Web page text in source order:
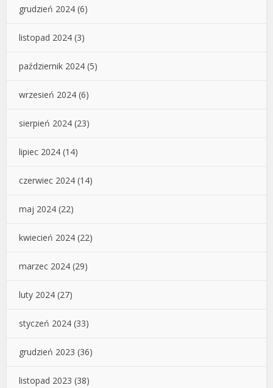
grudzień 2024 (6)
listopad 2024 (3)
październik 2024 (5)
wrzesień 2024 (6)
sierpień 2024 (23)
lipiec 2024 (14)
czerwiec 2024 (14)
maj 2024 (22)
kwiecień 2024 (22)
marzec 2024 (29)
luty 2024 (27)
styczeń 2024 (33)
grudzień 2023 (36)
listopad 2023 (38)